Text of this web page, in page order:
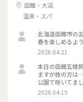
函館・大沼
温泉・スパ
北海道函館市の
春を楽しめるよ
2026.04.21
本日の函館五稜
ますが枝の方は
公園で咲いてま
2026.04.15